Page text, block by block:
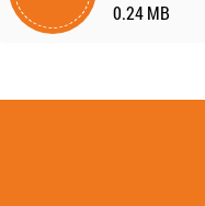
0.24 MB